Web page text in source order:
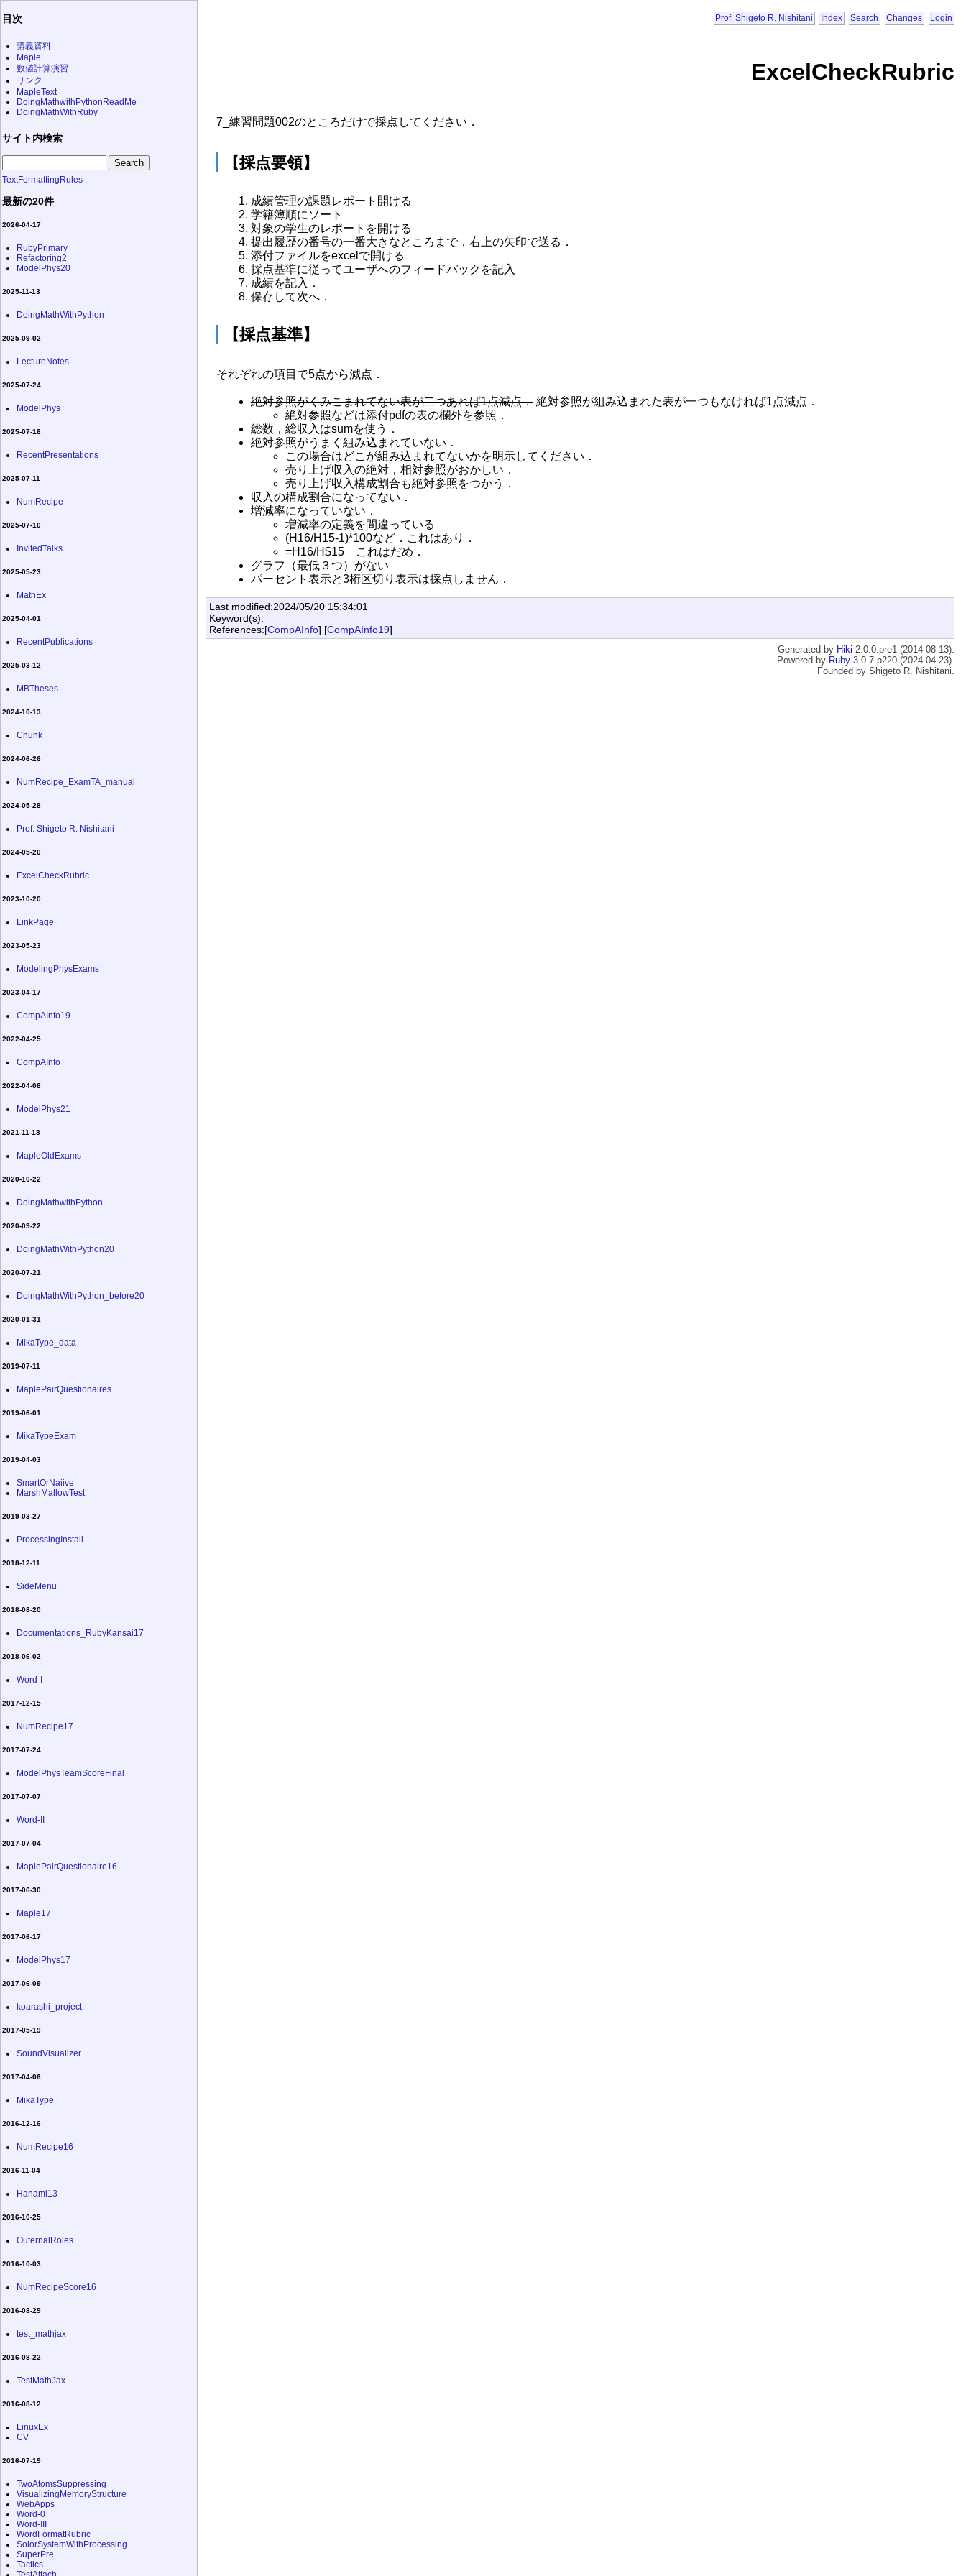
Prof. Shigeto R. Nishitani Index Search Changes Login
ExcelCheckRubric
7_練習問題002のところだけで採点してください．
【採点要領】
成績管理の課題レポート開ける
学籍簿順にソート
対象の学生のレポートを開ける
提出履歴の番号の一番大きなところまで，右上の矢印で送る．
添付ファイルをexcelで開ける
採点基準に従ってユーザへのフィードバックを記入
成績を記入．
保存して次へ．
【採点基準】
それぞれの項目で5点から減点．
絶対参照がくみこまれてない表が二つあれば1点減点．絶対参照が組み込まれた表が一つもなければ1点減点．
絶対参照などは添付pdfの表の欄外を参照．
総数，総収入はsumを使う．
絶対参照がうまく組み込まれていない．
この場合はどこが組み込まれてないかを明示してください．
売り上げ収入の絶対，相対参照がおかしい．
売り上げ収入構成割合も絶対参照をつかう．
収入の構成割合になってない．
増減率になっていない．
増減率の定義を間違っている
(H16/H15-1)*100など．これはあり．
=H16/H$15 これはだめ．
グラフ（最低３つ）がない
パーセント表示と3桁区切り表示は採点しません．
Last modified:2024/05/20 15:34:01
Keyword(s):
References:[CompAInfo] [CompAInfo19]
目次
講義資料
Maple
数値計算演習
リンク
MapleText
DoingMathwithPythonReadMe
DoingMathWithRuby
サイト内検索
TextFormattingRules
最新の20件
2026-04-17
RubyPrimary
Refactoring2
ModelPhys20
2025-11-13
DoingMathWithPython
2025-09-02
LectureNotes
2025-07-24
ModelPhys
2025-07-18
RecentPresentations
2025-07-11
NumRecipe
2025-07-10
InvitedTalks
2025-05-23
MathEx
2025-04-01
RecentPublications
2025-03-12
MBTheses
2024-10-13
Chunk
2024-06-26
NumRecipe_ExamTA_manual
2024-05-28
Prof. Shigeto R. Nishitani
2024-05-20
ExcelCheckRubric
2023-10-20
LinkPage
2023-05-23
ModelingPhysExams
2023-04-17
CompAInfo19
2022-04-25
CompAInfo
2022-04-08
ModelPhys21
2021-11-18
MapleOldExams
2020-10-22
DoingMathwithPython
2020-09-22
DoingMathWithPython20
2020-07-21
DoingMathWithPython_before20
2020-01-31
MikaType_data
2019-07-11
MaplePairQuestionaires
2019-06-01
MikaTypeExam
2019-04-03
SmartOrNaiive
MarshMallowTest
2019-03-27
ProcessingInstall
2018-12-11
SideMenu
2018-08-20
Documentations_RubyKansai17
2018-06-02
Word-I
2017-12-15
NumRecipe17
2017-07-24
ModelPhysTeamScoreFinal
2017-07-07
Word-II
2017-07-04
MaplePairQuestionaire16
2017-06-30
Maple17
2017-06-17
ModelPhys17
2017-06-09
koarashi_project
2017-05-19
SoundVisualizer
2017-04-06
MikaType
2016-12-16
NumRecipe16
2016-11-04
Hanami13
2016-10-25
OuternalRoles
2016-10-03
NumRecipeScore16
2016-08-29
test_mathjax
2016-08-22
TestMathJax
2016-08-12
LinuxEx
CV
2016-07-19
TwoAtomsSuppressing
VisualizingMemoryStructure
WebApps
Word-0
Word-III
WordFormatRubric
SolorSystemWithProcessing
SuperPre
Tactics
Generated by Hiki 2.0.0.pre1 (2014-08-13).
Powered by Ruby 3.0.7-p220 (2024-04-23).
Founded by Shigeto R. Nishitani.